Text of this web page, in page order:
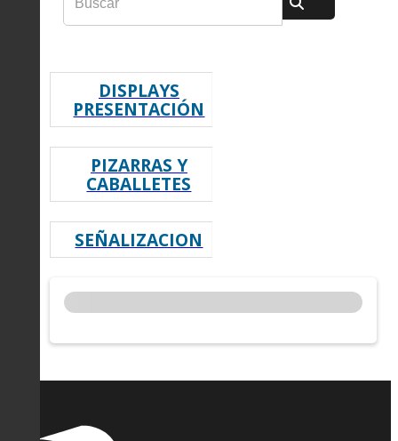
DISPLAYS
PRESENTACIÓN
PIZARRAS Y
CABALLETES
SEÑALIZACION